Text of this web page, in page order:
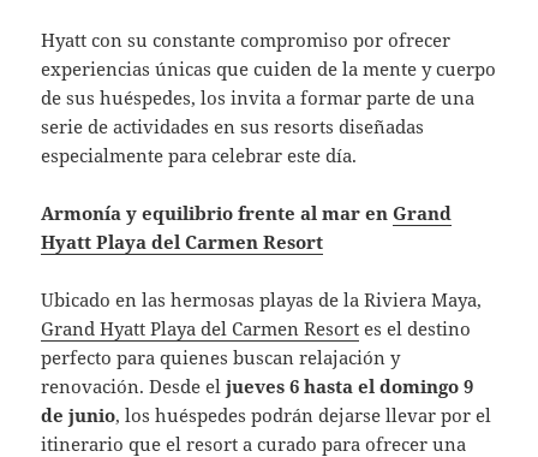
Hyatt con su constante compromiso por ofrecer
experiencias únicas que cuiden de la mente y cuerpo
de sus huéspedes, los invita a formar parte de una
serie de actividades en sus resorts diseñadas
especialmente para celebrar este día.
Armonía y equilibrio frente al mar enGrand
Hyatt Playa del Carmen Resort
Ubicado en las hermosas playas de la Riviera Maya,
Grand Hyatt Playa del Carmen Resort es el destino
perfecto para quienes buscan relajación y
renovación. Desde eljueves 6 hasta el domingo 9
de junio, los huéspedes podrán dejarse llevar por el
itinerario que el resort a curado para ofrecer una